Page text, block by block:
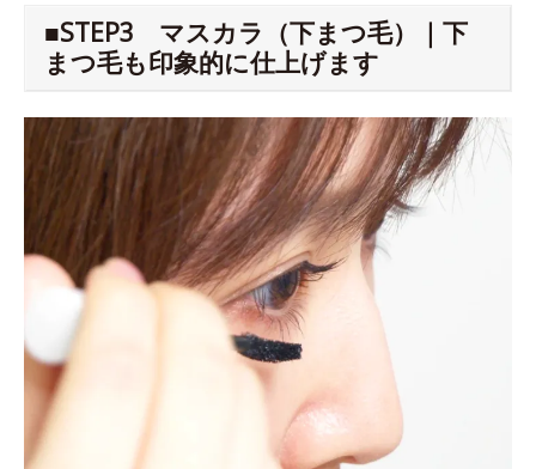
■STEP3 マスカラ（下まつ毛）｜下
まつ毛も印象的に仕上げます